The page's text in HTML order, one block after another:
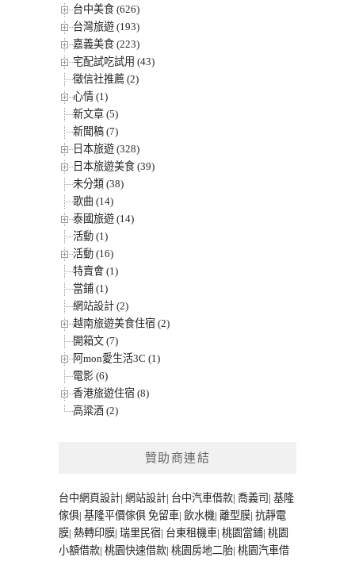
台中美食 (626)
台灣旅遊 (193)
嘉義美食 (223)
宅配試吃試用 (43)
徵信社推薦 (2)
心情 (1)
新文章 (5)
新聞稿 (7)
日本旅遊 (328)
日本旅遊美食 (39)
未分類 (38)
歌曲 (14)
泰國旅遊 (14)
活動 (1)
活動 (16)
特賣會 (1)
當鋪 (1)
網站設計 (2)
越南旅遊美食住宿 (2)
開箱文 (7)
阿mon愛生活3C (1)
電影 (6)
香港旅遊住宿 (8)
高粱酒 (2)
贊助商連結
台中網頁設計| 網站設計| 台中汽車借款| 喬義司 | 基隆
傢俱| 基隆平價傢俱 免留車| 飲水機| 離型膜| 抗靜電
膜| 熱轉印膜| 瑞里民宿| 台東租機車| 桃園當鋪| 桃園
小額借款| 桃園快速借款| 桃園房地二胎| 桃園汽車借